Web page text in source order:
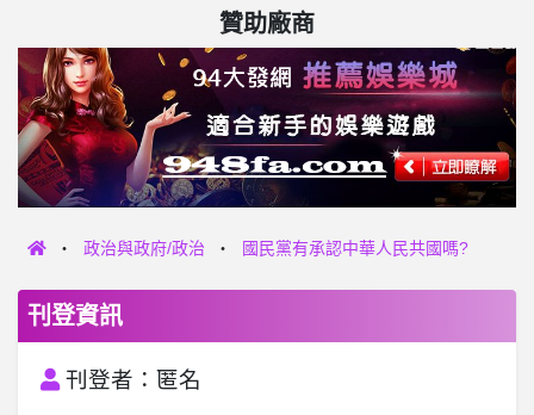
贊助廠商
政治與政府/政治 國民黨有承認中華人民共國嗎?
刊登資訊
刊登者：匿名